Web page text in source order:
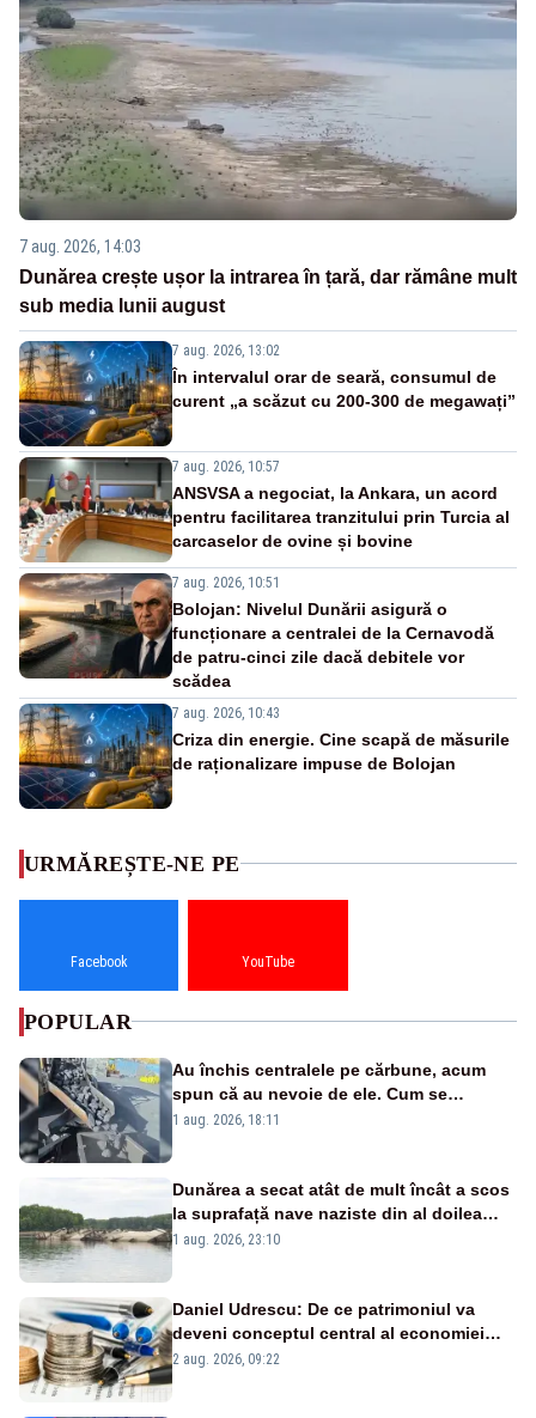
7 aug. 2026, 14:03
Dunărea crește ușor la intrarea în țară, dar rămâne mult
sub media lunii august
7 aug. 2026, 13:02
În intervalul orar de seară, consumul de
curent „a scăzut cu 200-300 de megawați”
7 aug. 2026, 10:57
ANSVSA a negociat, la Ankara, un acord
pentru facilitarea tranzitului prin Turcia al
carcaselor de ovine și bovine
7 aug. 2026, 10:51
Bolojan: Nivelul Dunării asigură o
funcționare a centralei de la Cernavodă
de patru-cinci zile dacă debitele vor
scădea
7 aug. 2026, 10:43
Criza din energie. Cine scapă de măsurile
de raționalizare impuse de Bolojan
URMĂREȘTE-NE PE
Facebook YouTube
POPULAR
Au închis centralele pe cărbune, acum
spun că au nevoie de ele. Cum se
pasează vina în plină criză energetică
1 aug. 2026, 18:11
Dunărea a secat atât de mult încât a scos
la suprafață nave naziste din al doilea
război mondial
1 aug. 2026, 23:10
Daniel Udrescu: De ce patrimoniul va
deveni conceptul central al economiei
viitoare?
2 aug. 2026, 09:22